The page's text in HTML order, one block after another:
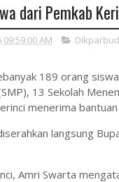
dari Pemkab
AM Dikparbud
189 orang
13 Sekolah
menerima
langsung
Amri Swarta